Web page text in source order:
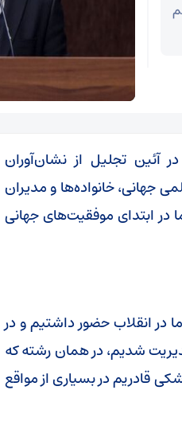
آئین تجلیل از نشان‌آوران
علمی جهانی، خانواده‌ها و مدیران
در ابتدای موفقیت‌های جهانی
در انقلاب حضور داشتیم و در
شدیم، در همان رشته که
قادریم در بسیاری از مواقع
جعلی توسط ترامپ یک
است